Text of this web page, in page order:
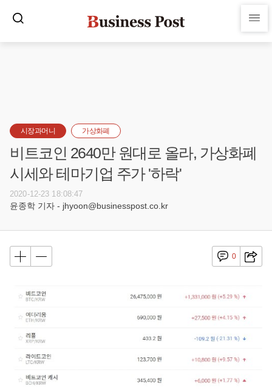
시장과머니 가상화폐
비트코인 2640만 원대로 올라, 가상화폐
시세와 테마기업 주가 '하락'
2020-12-23 18:08:47
윤종학 기자 - jhyoon@businesspost.co.kr
0